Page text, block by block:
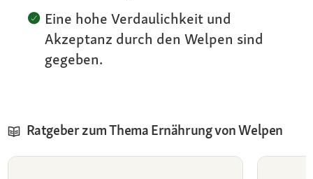
Eine hohe Verdaulichkeit und
Akzeptanz durch den Welpen sind
gegeben.
Ratgeber zum Thema Ernährung von Welpen